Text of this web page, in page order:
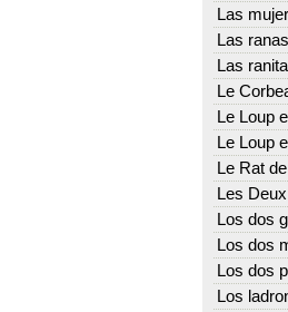
Las
Las
Las
Le
Le Loup
Le Loup
Le Rat
Les
Los dos
Los dos
Los dos
Los